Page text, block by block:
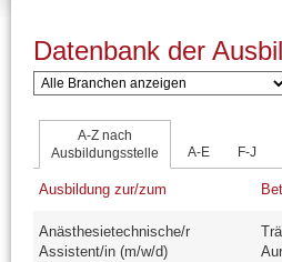
Datenbank der
A-Z nach
Ausbildungsstelle
A-E F-J
Ausbildung zur/zum
Anästhesietechnische/r
Assistent/in (m/w/d)